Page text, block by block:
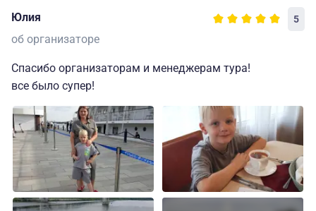
Юлия 5
об организаторе
Спасибо организаторам и менеджерам тура!
все было супер!